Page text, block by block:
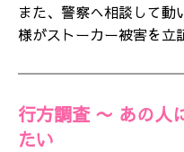
また、警察へ相談して動
様がストーカー被害を立
行方調査 〜 あの人
たい